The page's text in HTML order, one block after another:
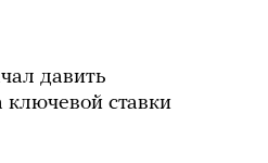
давить
ключевой ставки